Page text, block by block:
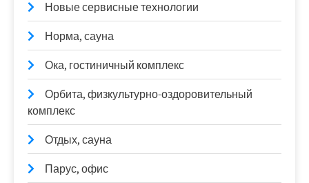
Новые сервисные технологии
Норма, сауна
Ока, гостиничный комплекс
Орбита, физкультурно-оздоровительный
комплекс
Отдых, сауна
Парус, офис